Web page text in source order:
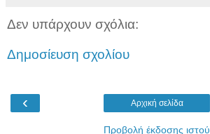
Δεν υπάρχουν σχόλια:
Δημοσίευση σχολίου
‹ Αρχική σελίδα
Προβολή έκδοσης ιστού